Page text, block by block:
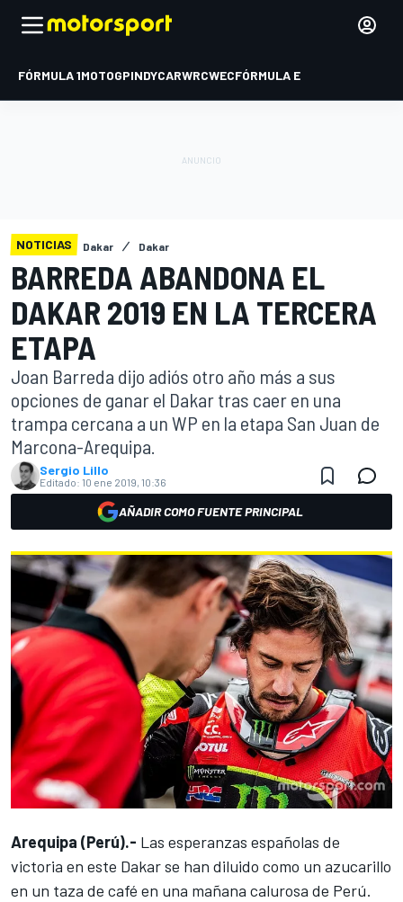
FÓRMULA 1MOTOGPINDYCARWRCWECFÓRMULA E
NOTICIAS Dakar Dakar
BARREDA ABANDONA EL
DAKAR 2019 EN LA TERCERA
ETAPA
Joan Barreda dijo adiós otro año más a sus
opciones de ganar el Dakar tras caer en una
trampa cercana a un WP en la etapa San Juan de
Marcona-Arequipa.
Sergio Lillo
Editado: 10 ene 2019, 10:36
AÑADIR COMO FUENTE PRINCIPAL
Arequipa (Perú).- Las esperanzas españolas de
victoria en este Dakar se han diluido como un azucarillo
en un taza de café en una mañana calurosa de Perú.